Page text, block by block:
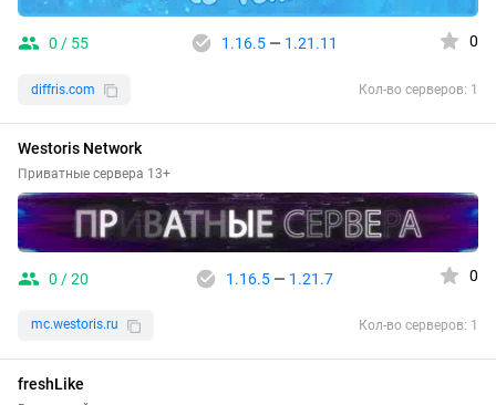
0 / 55 1.16.5— 1.21.11 0
diffris.com Кол-во серверов: 1
Westoris Network
Приватные сервера 13+
0 / 20 1.16.5— 1.21.7 0
mc.westoris.ru Кол-во серверов: 1
freshLike